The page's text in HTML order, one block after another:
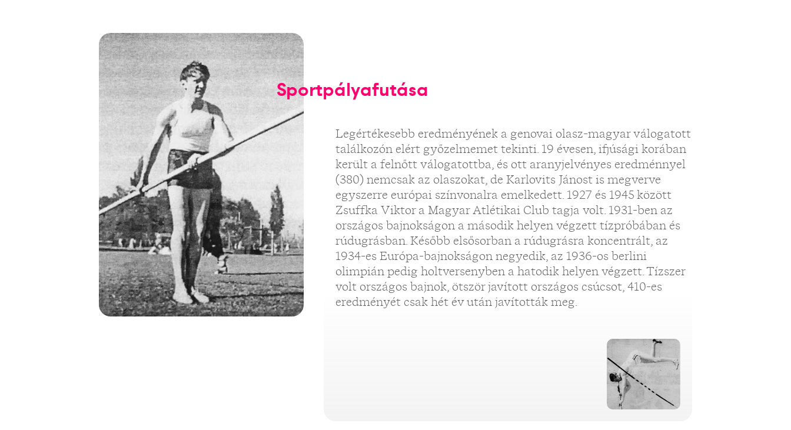
Sportpályafutása
Legértékesebb eredményének a genovai olasz-magyar válogatott
találkozón elért győzelmemet tekinti. 19 évesen, ifjúsági korában
került a felnőtt válogatottba, és ott aranyjelvényes eredménnyel
(380) nemcsak az olaszokat, de Karlovits Jánost is megverve
egyszerre európai színvonalra emelkedett. 1927 és 1945 között
Zsuffka Viktor a Magyar Atlétikai Club tagja volt. 1931-ben az
országos bajnokságon a második helyen végzett tízpróbában és
rúdugrásban. Később elsősorban a rúdugrásra koncentrált, az
1934-es Európa-bajnokságon negyedik, az 1936-os berlini
olimpián pedig holtversenyben a hatodik helyen végzett. Tízszer
volt országos bajnok, ötször javított országos csúcsot, 410-es
eredményét csak hét év után javították meg.